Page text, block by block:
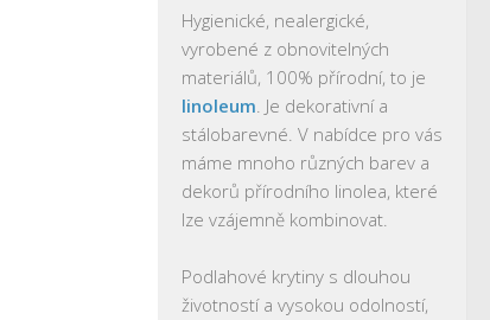
Hygienické, nealergické,
vyrobené z obnovitelných
materiálů, 100% přírodní, to je
linoleum. Je dekorativní a
stálobarevné. V nabídce pro vás
máme mnoho různých barev a
dekorů přírodního linolea, které
lze vzájemně kombinovat.
Podlahové krytiny s dlouhou
životností a vysokou odolností,